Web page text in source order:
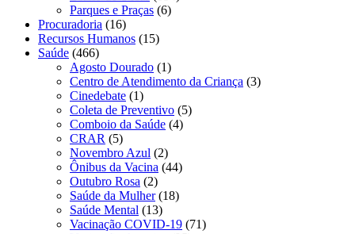
Parques e Praças (6)
Procuradoria (16)
Recursos Humanos (15)
Saúde (466)
Agosto Dourado (1)
Centro de Atendimento da Criança (3)
Cinedebate (1)
Coleta de Preventivo (5)
Comboio da Saúde (4)
CRAR (5)
Novembro Azul (2)
Ônibus da Vacina (44)
Outubro Rosa (2)
Saúde da Mulher(18)
Saúde Mental (13)
Vacinação COVID-19 (71)